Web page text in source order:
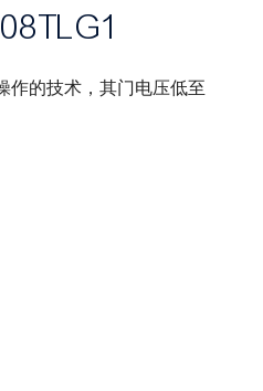
作的技术，其门电压低至